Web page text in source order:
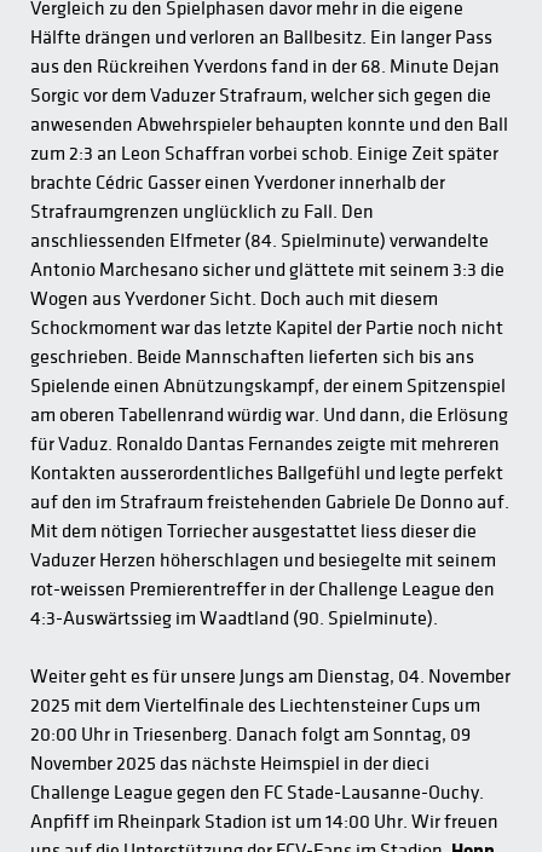
Vergleich zu den Spielphasen davor mehr in die eigene
Hälfte drängen und verloren an Ballbesitz. Ein langer Pass
aus den Rückreihen Yverdons fand in der 68. Minute Dejan
Sorgic vor dem Vaduzer Strafraum, welcher sich gegen die
anwesenden Abwehrspieler behaupten konnte und den Ball
zum 2:3 an Leon Schaffran vorbei schob. Einige Zeit später
brachte Cédric Gasser einen Yverdoner innerhalb der
Strafraumgrenzen unglücklich zu Fall. Den
anschliessenden Elfmeter (84. Spielminute) verwandelte
Antonio Marchesano sicher und glättete mit seinem 3:3 die
Wogen aus Yverdoner Sicht. Doch auch mit diesem
Schockmoment war das letzte Kapitel der Partie noch nicht
geschrieben. Beide Mannschaften lieferten sich bis ans
Spielende einen Abnützungskampf, der einem Spitzenspiel
am oberen Tabellenrand würdig war. Und dann, die Erlösung
für Vaduz. Ronaldo Dantas Fernandes zeigte mit mehreren
Kontakten ausserordentliches Ballgefühl und legte perfekt
auf den im Strafraum freistehenden Gabriele De Donno auf.
Mit dem nötigen Torriecher ausgestattet liess dieser die
Vaduzer Herzen höherschlagen und besiegelte mit seinem
rot-weissen Premierentreffer in der Challenge League den
4:3-Auswärtssieg im Waadtland (90. Spielminute).
Weiter geht es für unsere Jungs am Dienstag, 04. November
2025 mit dem Viertelfinale des Liechtensteiner Cups um
20:00 Uhr in Triesenberg. Danach folgt am Sonntag, 09
November 2025 das nächste Heimspiel in der dieci
Challenge League gegen den FC Stade-Lausanne-Ouchy.
Anpfiff im Rheinpark Stadion ist um 14:00 Uhr. Wir freuen